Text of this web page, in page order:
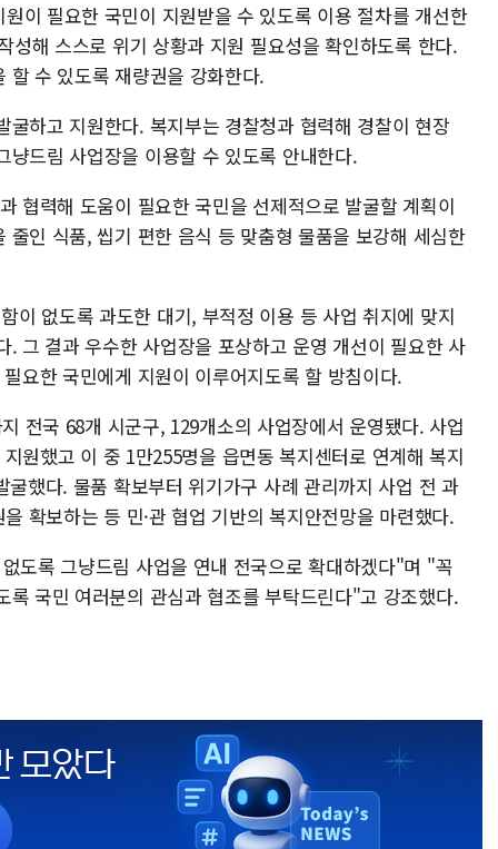
이 필요한 국민이 지원받을 수 있도록 이용 절차를 개선한
성해 스스로 위기 상황과 지원 필요성을 확인하도록 한다.
할 수 있도록 재량권을 강화한다.
하고 지원한다. 복지부는 경찰청과 협력해 경찰이 현장
드림 사업장을 이용할 수 있도록 안내한다.
협력해 도움이 필요한 국민을 선제적으로 발굴할 계획이
인 식품, 씹기 편한 음식 등 맞춤형 물품을 보강해 세심한
이 없도록 과도한 대기, 부적정 이용 등 사업 취지에 맞지
그 결과 우수한 사업장을 포상하고 운영 개선이 필요한 사
요한 국민에게 지원이 이루어지도록 할 방침이다.
전국 68개 시군구, 129개소의 사업장에서 운영됐다. 사업
원했고 이 중 1만255명을 읍면동 복지센터로 연계해 복지
했다. 물품 확보부터 위기가구 사례 관리까지 사업 전 과
확보하는 등 민·관 협업 기반의 복지안전망을 마련했다.
도록 그냥드림 사업을 연내 전국으로 확대하겠다"며 "꼭
국민 여러분의 관심과 협조를 부탁드린다"고 강조했다.